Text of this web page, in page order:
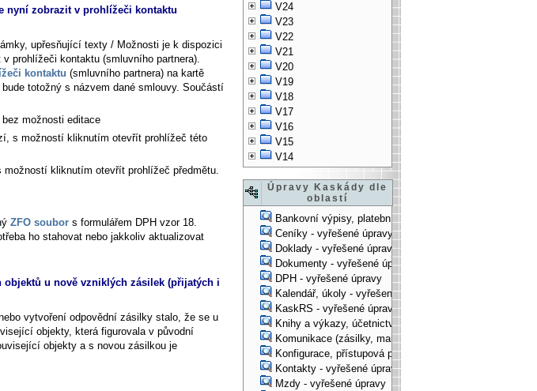
V24
V23
V22
V21
V20
V19
V18
V17
V16
V15
V14
Úpravy Kaskády dle
oblastí
Bankovní výpisy, platební příkazy - vyřešené úpravy
Ceníky - vyřešené úpravy
Doklady - vyřešené úpravy
Dokumenty - vyřešené úpravy
DPH - vyřešené úpravy
Kalendář, úkoly - vyřešené úpravy
KaskRS - vyřešené úpravy
Knihy a výkazy, účetnictví - vyřešené úpravy
Komunikace (zásilky, mail-systém, ...) - vyřešené úpravy
Konfigurace, přístupová práva, ... - vyřešené úpravy
Kontakty - vyřešené úpravy
Mzdy - vyřešené úpravy
nyní zobrazit v prohlížeči kontaktu
upřesňující texty / Možnosti je k dispozici
prohlížeči kontaktu (smluvního partnera)
kontaktu (smluvního partnera) na kartě
totožný s názvem dané smlouvy. Součástí
možnosti editace
s možností kliknutím otevřít prohlížeč této
kliknutím otevřít prohlížeč předmětu.
ZFO soubor s formulářem DPH vzor 18.
ho stahovat nebo jakkoliv aktualizovat
u nově vzniklých zásilek (přijatých i
vytvoření odpovědní zásilky stalo, že se u
objekty, která figurovala v původní
objekty a s novou zásilkou je